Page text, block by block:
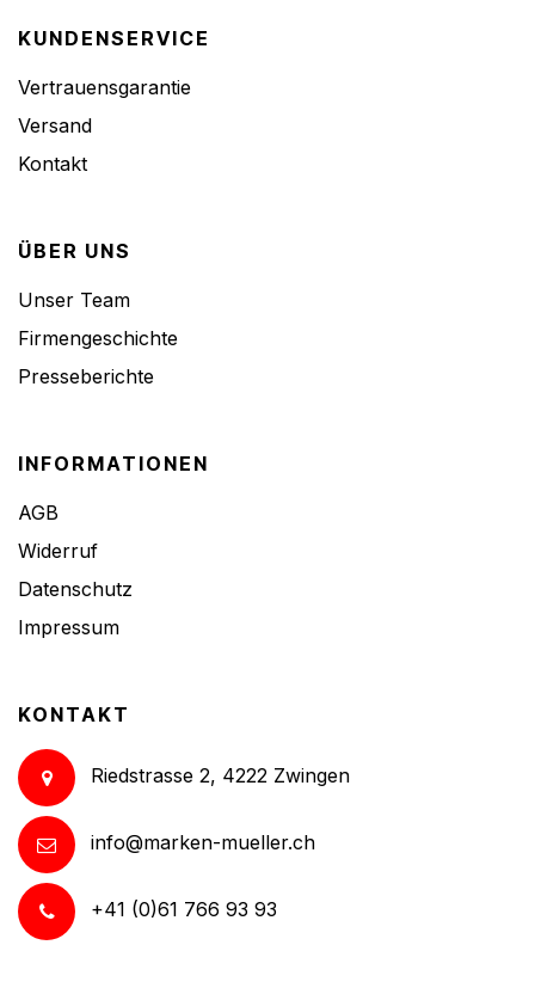
KUNDENSERVICE
Vertrauensgarantie
Versand
Kontakt
ÜBER UNS
Unser Team
Firmengeschichte
Presseberichte
INFORMATIONEN
AGB
Widerruf
Datenschutz
Impressum
KONTAKT
Riedstrasse 2, 4222 Zwingen
info@marken-mueller.ch
+41 (0)61 766 93 93